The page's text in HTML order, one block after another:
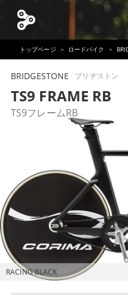
トップページ ロードバイク
RACING BLACK
BRIDGESTONE ブリヂストン
TS9 FRAME RB
TS9フレームRB